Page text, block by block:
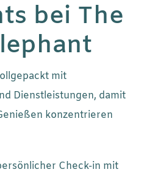
bei The
mit
Dienstleistungen, damit
konzentrieren
Check-in mit